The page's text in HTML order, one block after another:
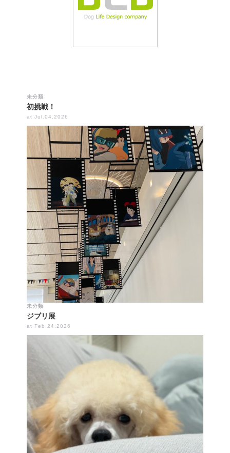
未分類
初挑戦！
at Jul.04.2026
未分類
ジブリ展
at Feb.24.2026